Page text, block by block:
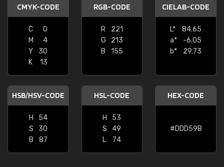
CMYK-CODE
C
0
M
4
Y
30
K
13
RGB-CODE
R
221
G
213
B
155
CIELAB-CODE
L*
84.65
a*
-6.05
b*
29.73
HSB/HSV-CODE
H
54
S
30
B
87
HSL-CODE
H
53
S
49
L
74
HEX-CODE
#DDD59B